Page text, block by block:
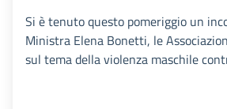
Si è tenuto questo pomeriggio un
Ministra Elena Bonetti, le
sul tema della violenza maschile